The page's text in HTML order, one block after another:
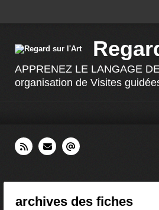
APPRENEZ LE LANGAGE
organisation de Visites
archives des fiches